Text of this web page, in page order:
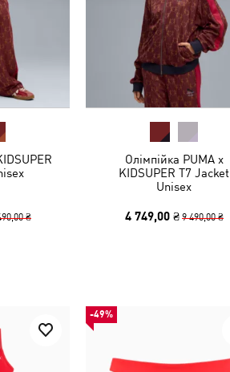
₴
Олімпійка PUMA x
KIDSUPER T7 Jacket
Unisex
4 749,00 ₴ 9 490,00 ₴
-49%